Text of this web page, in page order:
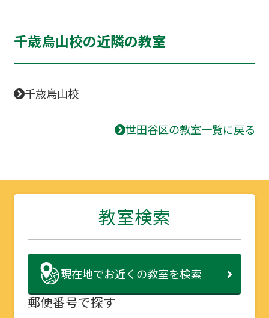
千歳烏山校の近隣の教室
千歳烏山校
世田谷区の教室一覧に戻る
教室検索
現在地でお近くの教室を検索
郵便番号で探す